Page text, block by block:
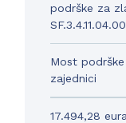
podrške za
Most
zajednici
17.494,28